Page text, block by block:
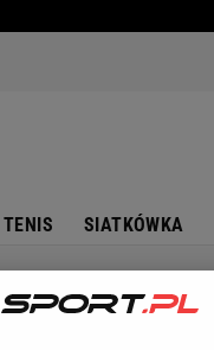
TENIS SIATKÓWKA